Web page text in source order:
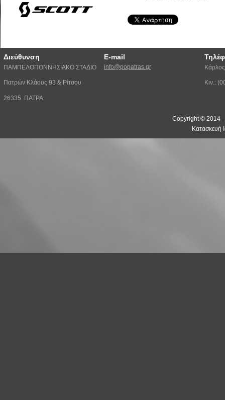
Διεύθυνση E-mail
ΠΑΜΠΕΛΟΠΟΝΝΗΣΙΑΚΟ ΣΤΑΔΙΟ
Πατρών Κλάους 93 & Ρίτσου
26335 ΠΑΤΡΑ
info@popatras.gr
Κιν.:
Copyright © 2014 -
Κατασκευή